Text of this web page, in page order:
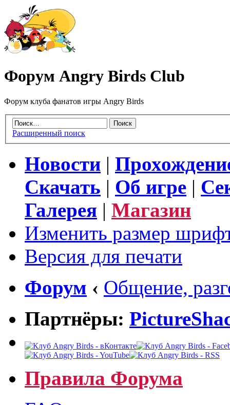
Форум Angry Birds Club
Форум клуба фанатов игры Angry Birds
Расширенный поиск
Новости |
Скачать | Об игре |
Галерея | Магазин
Изменить размер
Версия для печати
Форум ‹ Общение,
Партнёры:
Правила Форума